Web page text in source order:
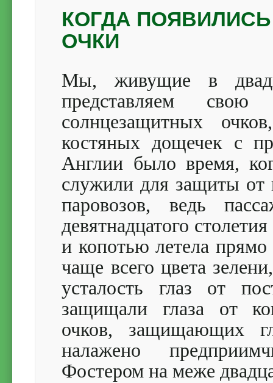
КОГДА
ОЧКИ
Мы, живущие в
представляем
солнцезащитных
костяных дощечек с
Англии было время,
служили для защиты от
паровозов, ведь
девятнадцатого
и копотью летела
чаще всего цвета
усталость глаз от
защищали глаза от
очков, защищающих
налажено
Фостером на меже